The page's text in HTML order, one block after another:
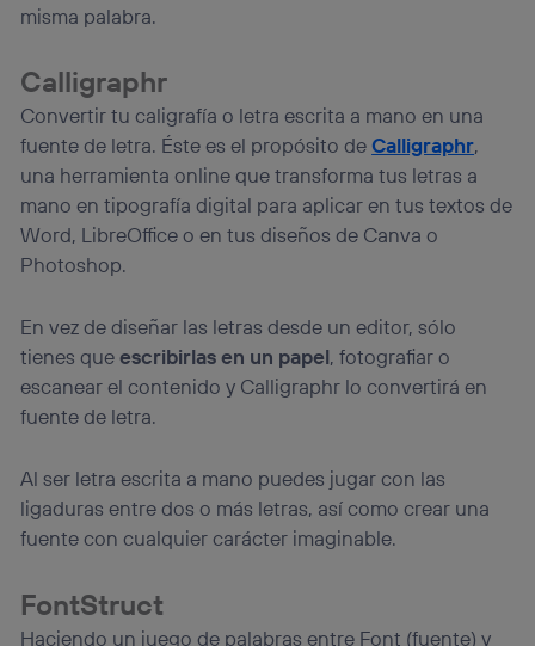
misma palabra.
Calligraphr
Convertir tu caligrafía o letra escrita a mano en una
fuente de letra. Éste es el propósito deCalligraphr,
una herramienta online que transforma tus letras a
mano en tipografía digital para aplicar en tus textos de
Word, LibreOffice o en tus diseños de Canva o
Photoshop.
En vez de diseñar las letras desde un editor, sólo
tienes queescribirlas en un papel, fotografiar o
escanear el contenido y Calligraphr lo convertirá en
fuente de letra.
Al ser letra escrita a mano puedes jugar con las
ligaduras entre dos o más letras, así como crear una
fuente con cualquier carácter imaginable.
FontStruct
Haciendo un juego de palabras entre Font (fuente) y